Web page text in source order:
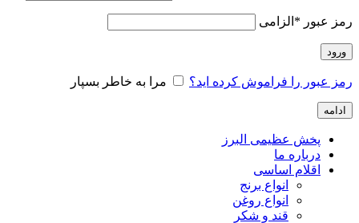
رمز عبور * الزامی
ورود
رمز عبور را فراموش کرده اید؟ مرا به خاطر بسپار
ادامه
پخش عظیمی البرز
درباره ما
اقلام اساسی
انواع برنج
انواع روغن
قند و شکر